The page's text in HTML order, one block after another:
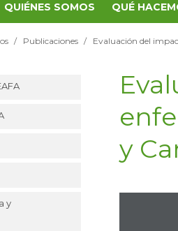
QUIÉNES SOMOS QUÉ
Publicaciones Evaluación del
y
y